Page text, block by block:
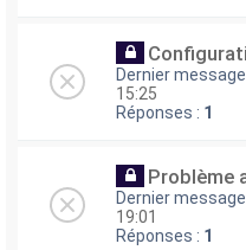
Dernier
15:25
Réponses : 1
Problème
Dernier
19:01
Réponses : 1